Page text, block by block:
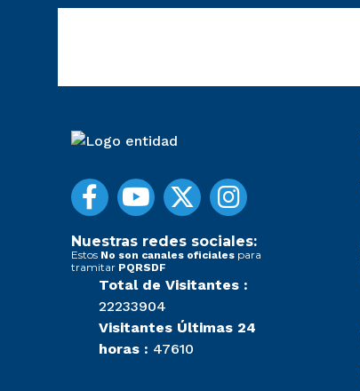
Nuestras redes sociales:
Estos No son canales oficiales para
tramitar PQRSDF
Total de Visitantes :
22233904
Visitantes Últimas 24
horas : 47610